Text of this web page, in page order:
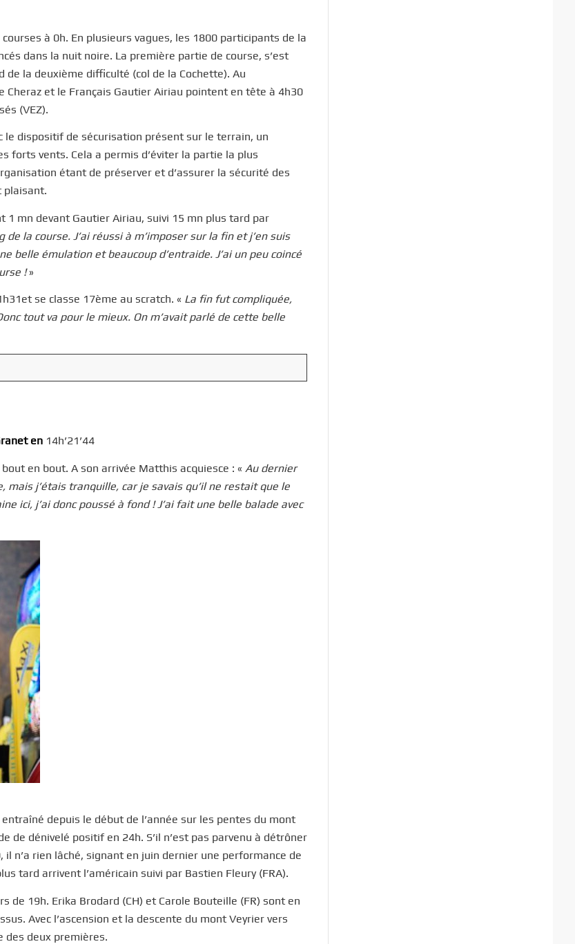
à 0h. En plusieurs vagues, les 1800 participants de la
dans la nuit noire. La première partie de course, s’est
la deuxième difficulté (col de la Cochette). Au
Cheraz et le Français Gautier Airiau pointent en tête à 4h30
(VEZ).
le dispositif de sécurisation présent sur le terrain, un
forts vents. Cela a permis d’éviter la partie la plus
étant de préserver et d’assurer la sécurité des
plaisant.
1 mn devant Gautier Airiau, suivi 15 mn plus tard par
la course. J’ai réussi à m’imposer sur la fin et j’en suis
belle émulation et beaucoup d’entraide. J’ai un peu coincé
!»
se classe 17ème au scratch. « La fin fut compliquée,
tout va pour le mieux. On m’avait parlé de cette belle
en 14h’21’44
en bout. A son arrivée Matthis acquiesce : « Au dernier
mais j’étais tranquille, car je savais qu’il ne restait que le
ici, j’ai donc poussé à fond ! J’ai fait une belle balade avec
depuis le début de l’année sur les pentes du mont
de dénivelé positif en 24h. S’il n’est pas parvenu à détrôner
n’a rien lâché, signant en juin dernier une performance de
tard arrivent l’américain suivi par Bastien Fleury (FRA).
de 19h. Erika Brodard (CH) et Carole Bouteille (FR) sont en
Avec l’ascension et la descente du mont Veyrier vers
des deux premières.